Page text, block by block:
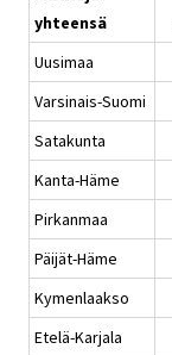
yhteensä
Uusimaa
Varsinais-Suomi
Satakunta
Kanta-Häme
Pirkanmaa
Päijät-Häme
Kymenlaakso
Etelä-Karjala